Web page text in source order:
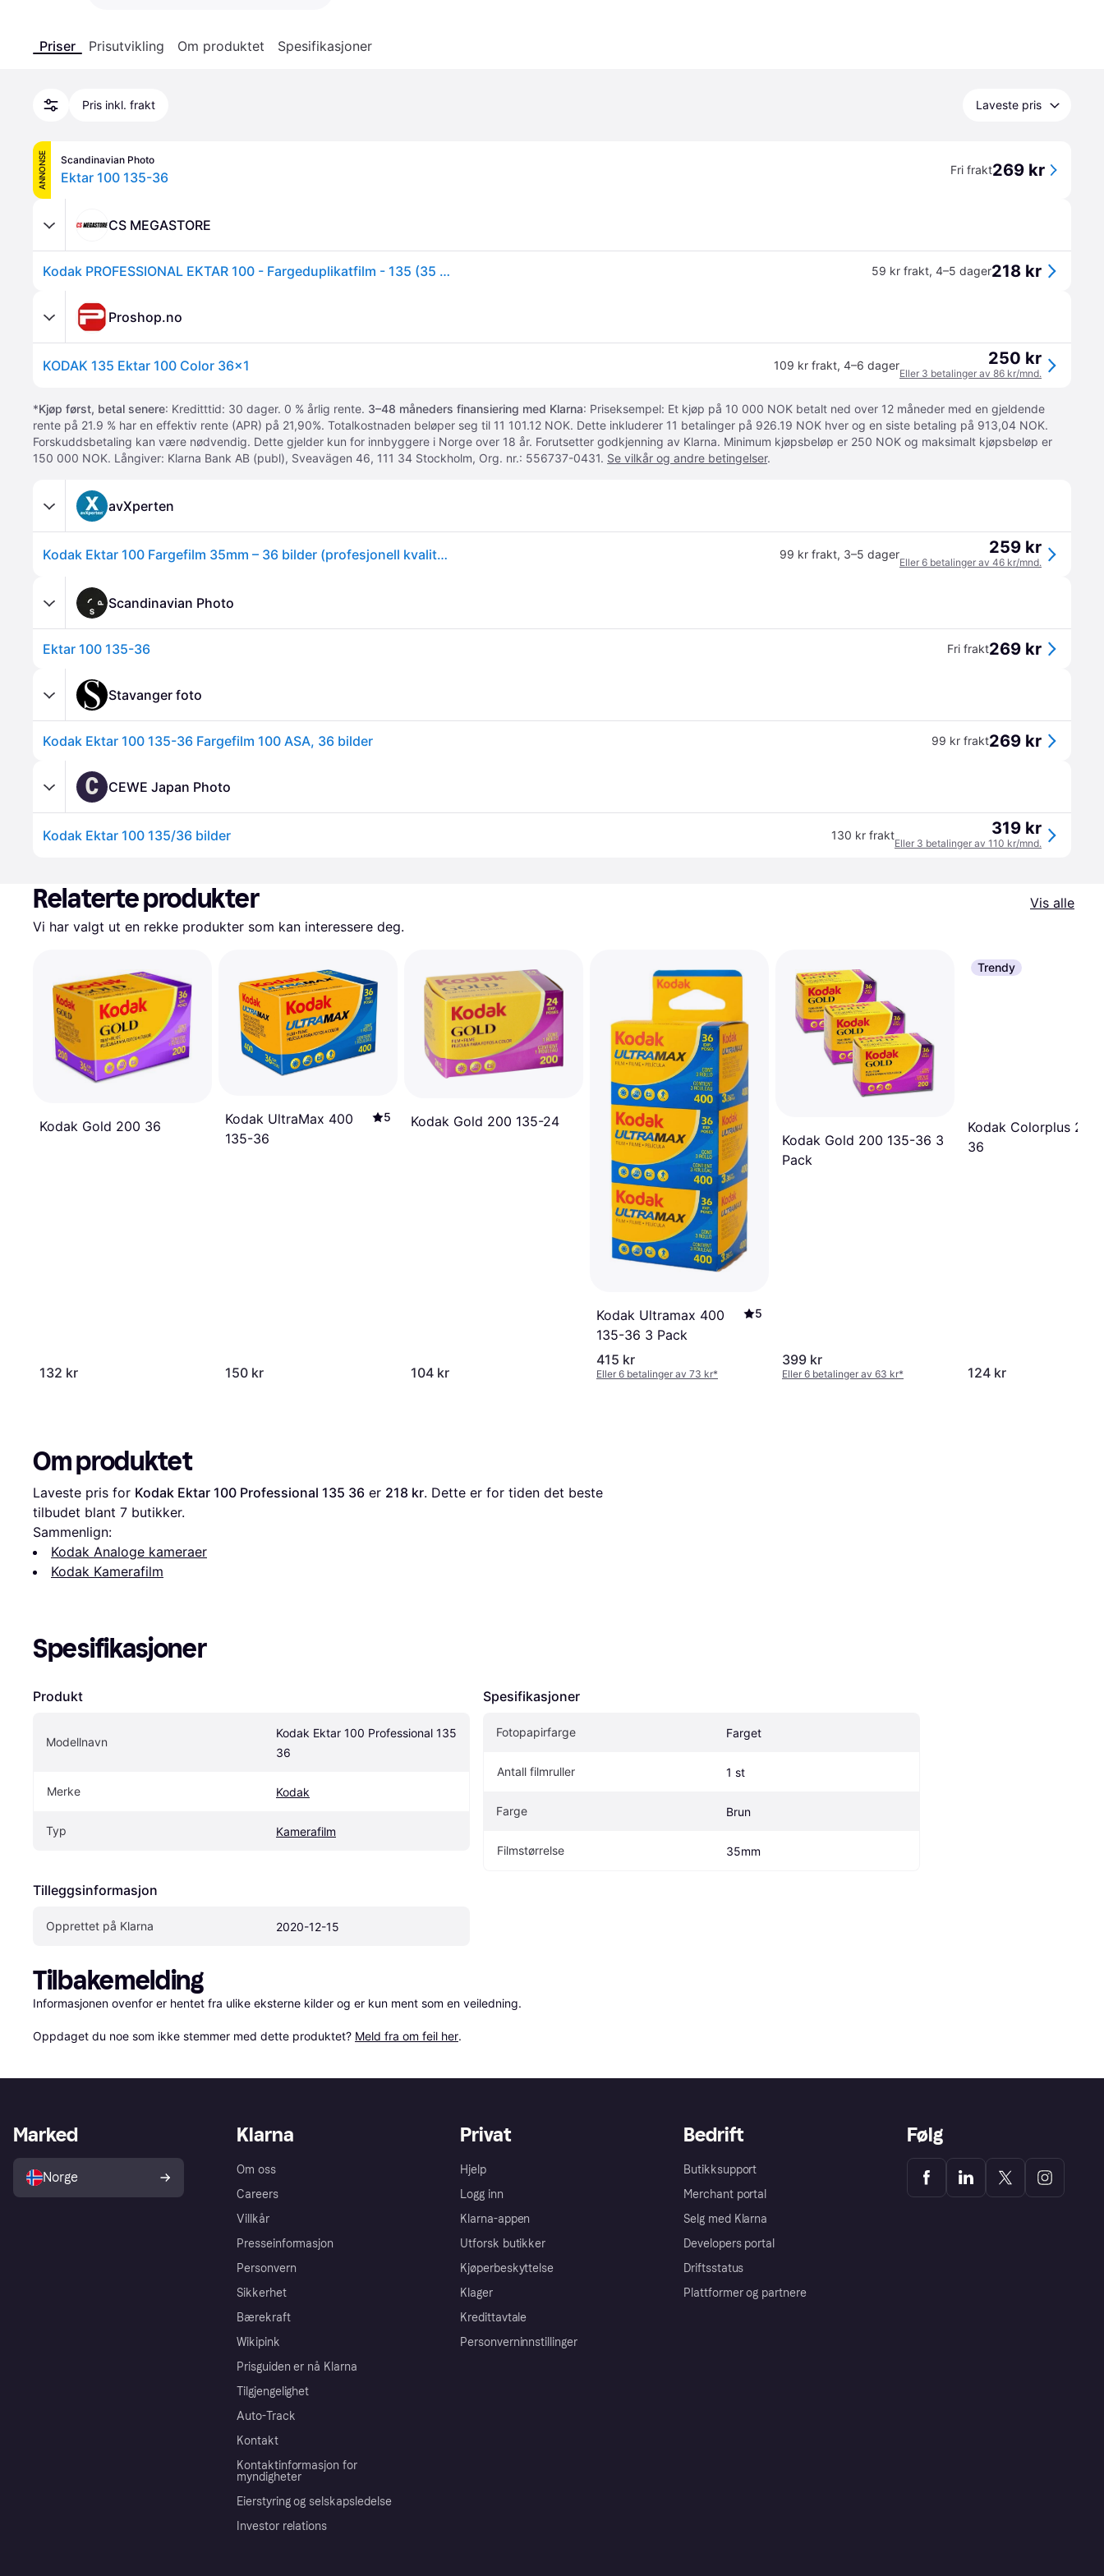
Priser Prisutvikling Om produktet Spesifikasjoner
Pris inkl. frakt Laveste pris
ANNONSE Scandinavian Photo
Ektar 100 135-36 Fri frakt269 kr
CS MEGASTORE
Kodak PROFESSIONAL EKTAR 100 - Fargeduplikatfilm - 135 (35 mm) - ISO 100 - 36 eksponeringer 59 kr frakt, 4–5 dager218 kr
Proshop.no
KODAK 135 Ektar 100 Color 36x1 109 kr frakt, 4–6 dager 250 kr
Eller 3 betalinger av 86 kr/mnd.
*Kjøp først, betal senere: Kreditttid: 30 dager. 0 % årlig rente. 3–48 måneders finansiering med Klarna: Priseksempel: Et kjøp på 10 000 NOK betalt ned over 12 måneder med en gjeldende
rente på 21.9 % har en effektiv rente (APR) på 21,90%. Totalkostnaden beløper seg til 11 101.12 NOK. Dette inkluderer 11 betalinger på 926.19 NOK hver og en siste betaling på 913,04 NOK.
Forskuddsbetaling kan være nødvendig. Dette gjelder kun for innbyggere i Norge over 18 år. Forutsetter godkjenning av Klarna. Minimum kjøpsbeløp er 250 NOK og maksimalt kjøpsbeløp er
150 000 NOK. Långiver: Klarna Bank AB (publ), Sveavägen 46, 111 34 Stockholm, Org. nr.: 556737-0431. Se vilkår og andre betingelser.
avXperten
Kodak Ektar 100 Fargefilm 35mm – 36 bilder (profesjonell kvalitet) 99 kr frakt, 3–5 dager 259 kr
Eller 6 betalinger av 46 kr/mnd.
Scandinavian Photo
Ektar 100 135-36 Fri frakt269 kr
Stavanger foto
Kodak Ektar 100 135-36 Fargefilm 100 ASA, 36 bilder 99 kr frakt269 kr
C CEWE Japan Photo
Kodak Ektar 100 135/36 bilder 130 kr frakt 319 kr
Eller 3 betalinger av 110 kr/mnd.
Relaterte produkter
Vis alle
Vi har valgt ut en rekke produkter som kan interessere deg.
Kodak Gold 200 36
132 kr
Kodak UltraMax 400
135-36
5
150 kr
Kodak Gold 200 135-24
104 kr
Kodak Ultramax 400
135-36 3 Pack
5
415 kr
Eller 6 betalinger av 73 kr*
Kodak Gold 200 135-36 3
Pack
399 kr
Eller 6 betalinger av 63 kr*
Trendy
Kodak Colorplus 200
36
124 kr
Om produktet
Laveste pris for Kodak Ektar 100 Professional 135 36 er 218 kr. Dette er for tiden det beste
tilbudet blant 7 butikker.
Sammenlign:
Kodak Analoge kameraer
Kodak Kamerafilm
Spesifikasjoner
Produkt
Modellnavn
Kodak Ektar 100 Professional 135
36
Merke Kodak
Typ Kamerafilm
Tilleggsinformasjon
Opprettet på Klarna 2020-12-15
Spesifikasjoner
Fotopapirfarge Farget
Antall filmruller 1 st
Farge Brun
Filmstørrelse 35mm
Tilbakemelding
Informasjonen ovenfor er hentet fra ulike eksterne kilder og er kun ment som en veiledning.
Oppdaget du noe som ikke stemmer med dette produktet? Meld fra om feil her.
Klarna
Om oss
Careers
Villkår
Presseinformasjon
Personvern
Sikkerhet
Bærekraft
Wikipink
Prisguiden er nå Klarna
Tilgjengelighet
Auto-Track
Kontakt
Kontaktinformasjon for
myndigheter
Eierstyring og selskapsledelse
Investor relations
Privat
Hjelp
Logg inn
Klarna-appen
Utforsk butikker
Kjøperbeskyttelse
Klager
Kredittavtale
Personverninnstillinger
Bedrift
Butikksupport
Merchant portal
Selg med Klarna
Developers portal
Driftsstatus
Plattformer og partnere
Marked
Norge
Følg